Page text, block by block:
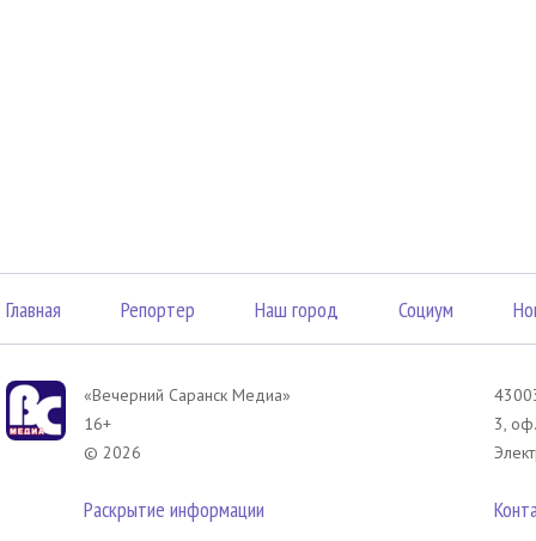
Главная Репортер Наш город Социум
«Вечерний Саранск Mедиа»
16+
© 2026
Раскрытие информации
3,